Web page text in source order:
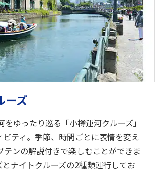
ーズ
ゆったり巡る「小樽運河クルーズ」
ビティ。季節、時間ごとに表情を変え
テンの解説付きで楽しむことができま
とナイトクルーズの2種類運行してお